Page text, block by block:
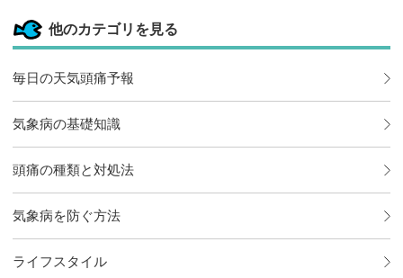
他のカテゴリを見る
毎日の天気頭痛予報
気象病の基礎知識
頭痛の種類と対処法
気象病を防ぐ方法
ライフスタイル